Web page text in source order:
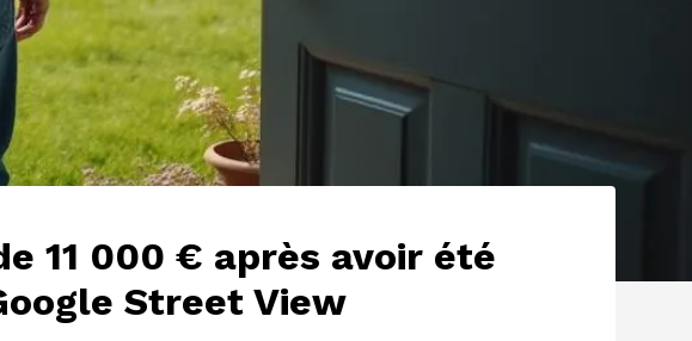
11 000 € après avoir été
Street View